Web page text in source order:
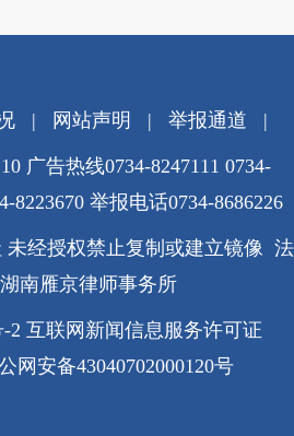
| 网站声明 | 举报通道 |
广告热线0734-8247111 0734-
8223670 举报电话0734-8686226
未经授权禁止复制或建立镜像 法
南雁京律师事务所
2 互联网新闻信息服务许可证
网安备43040702000120号